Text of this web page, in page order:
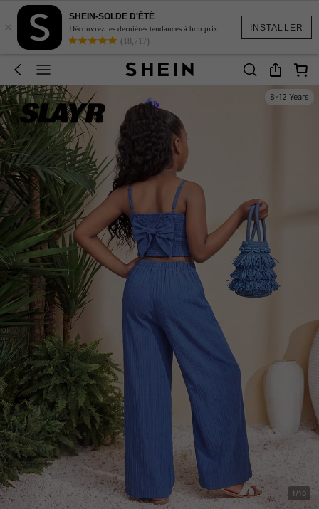
INSTALLER
×
SHEIN-SOLDE D'ÉTÉ
Découvrez les dernières tendances à bon prix.
(18,717)
8-12 Years
1/10